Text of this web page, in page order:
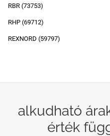
RBR (73753)
RHP (69712)
REXNORD (59797)
alkudható
érték